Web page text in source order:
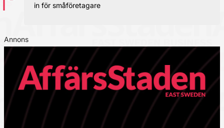
in för småföretagare
Annons